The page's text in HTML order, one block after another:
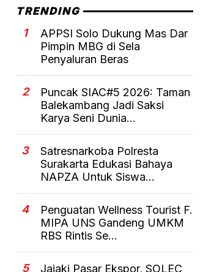
TRENDING
1
APPSI Solo Dukung Mas Dar
Pimpin MBG di Sela
Penyaluran Beras
2
Puncak SIAC#5 2026: Taman
Balekambang Jadi Saksi
Karya Seni Dunia...
3
Satresnarkoba Polresta
Surakarta Edukasi Bahaya
NAPZA Untuk Siswa...
4
Penguatan Wellness Tourist F.
MIPA UNS Gandeng UMKM
RBS Rintis Se...
5
Jajaki Pasar Ekspor, SOLEC